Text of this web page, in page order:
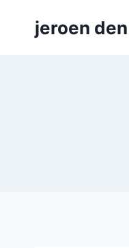
jeroen